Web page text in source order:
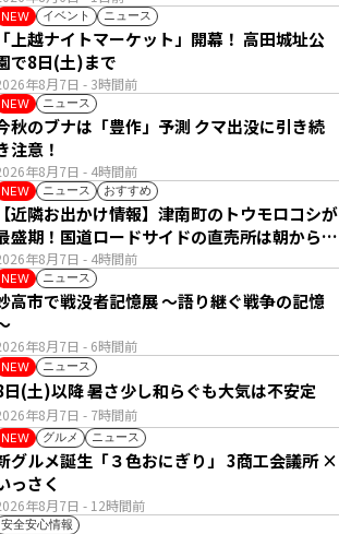
NEW イベント ニュース
年8月7日 - 3時間前
「上越ナイトマーケット」開幕！ 高田城址公
で8日(土)まで
NEW ニュース
年8月7日 - 4時間前
秋のブナは「豊作」予測 クマ出没に引き続
注意！
NEW ニュース おすすめ
年8月7日 - 4時間前
【近隣お出かけ情報】津南町のトウモロコシが
盛期！国道ロードサイドの直売所は朝から長
列
NEW ニュース
年8月7日 - 6時間前
高市で戦没者記憶展 ～語り継ぐ戦争の記憶
NEW ニュース
年8月7日 - 7時間前
8日(土)以降 暑さ少し和らぐも大気は不安定
NEW グルメ ニュース
年8月7日 - 12時間前
グルメ誕生「３色おにぎり」 3商工会議所 ×
っさく
安全安心情報